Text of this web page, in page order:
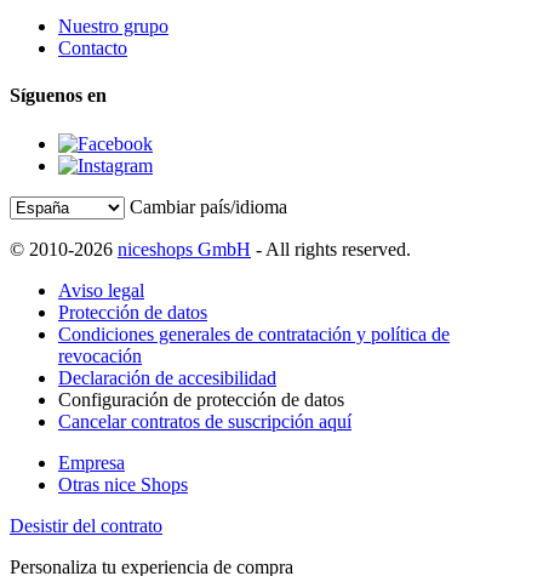
Nuestro grupo
Contacto
Síguenos en
Cambiar país/idioma
© 2010-2026 niceshops GmbH - All rights reserved.
Aviso legal
Protección de datos
Condiciones generales de contratación y política de
revocación
Declaración de accesibilidad
Configuración de protección de datos
Cancelar contratos de suscripción aquí
Empresa
Otras nice Shops
Desistir del contrato
Personaliza tu experiencia de compra